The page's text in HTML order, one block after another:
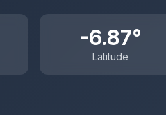
-6.87°
Latitude